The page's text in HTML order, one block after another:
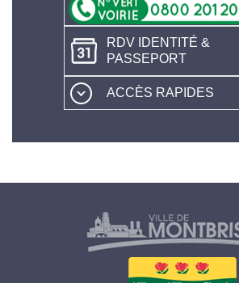
RDV IDENTITÉ &
PASSEPORT
ACCÈS RAPIDES